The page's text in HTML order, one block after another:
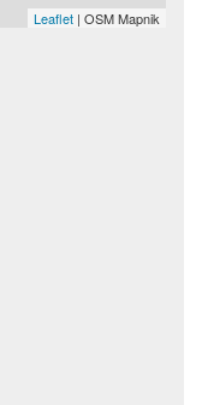
Leaflet | OSM Mapnik